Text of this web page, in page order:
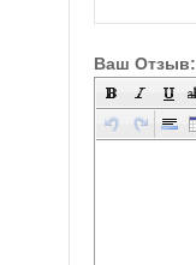
Ваш Отзыв: